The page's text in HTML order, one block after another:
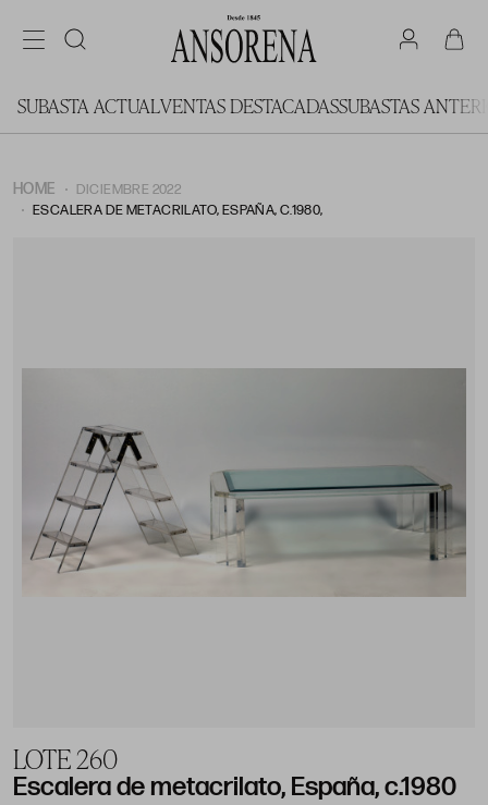
SUBASTA ACTUALVENTAS DESTACADASSUBASTAS
HOME
DICIEMBRE 2022
ESCALERA DE METACRILATO, ESPAÑA, C.1980,
LOTE 260
Escalera de metacrilato, España, c.1980